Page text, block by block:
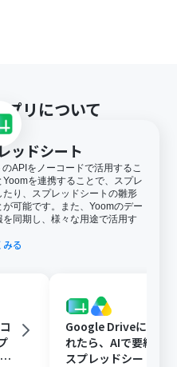
リについて
ッドシート
APIをノーコードで活用するこ
を連携することで、スプレ
り、スプレッドシートの雛形
可能です。また、Yoomのデー
同期し、様々な用途で活用す
る
Google Driveに文書
れたら、AIで要約し
スプレッドシートの